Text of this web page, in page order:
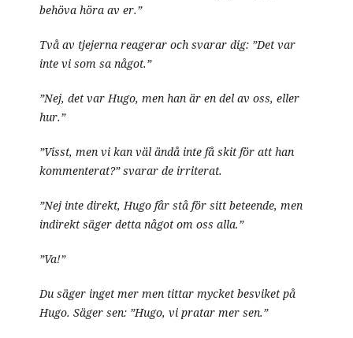
behöva höra av er.”
Två av tjejerna reagerar och svarar dig: ”Det var
inte vi som sa något.”
”Nej, det var Hugo, men han är en del av oss, eller
hur.”
”Visst, men vi kan väl ändå inte få skit för att han
kommenterat?” svarar de irriterat.
”Nej inte direkt, Hugo får stå för sitt beteende, men
indirekt säger detta något om oss alla.”
”Va!”
Du säger inget mer men tittar mycket besviket på
Hugo. Säger sen: ”Hugo, vi pratar mer sen.”